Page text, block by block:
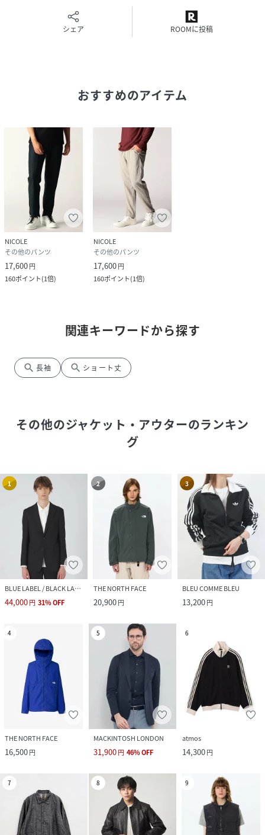
とした肉感とマルチで伸びるキックバックが効いたストレッ
チ性､リアルレザー様な質感､見え方が特徴です｡
・衿端に付属としてプラスチック線材を使用しています。局
部的に繰り返し折り曲げたり、その部分にアイロンを当てな
いでください。
■｢メーカー品番／5464-5152｣ 同素材セットアップのパン
ツです。
【RIELABO】
2008年、ニコルクラブフォーメンのハイクオリティラインと
してスタート
「RIELABO」とは反復を意味する“RIFF”と、精巧という意
味を持つ“ELABORATE”から由来
サイズ・素材が若干異なる場合がございます。
※掲載画像の商品の色味は、
撮影場所や光の当たり具合などにより色味が異なって見える
います。予めご了承の上ご注文ください。
49ブラック：178cmB92W76H95着用サイズ：48(L)
性別タイプ メンズ
原産国
素材
表地：ナイロン89％ ポリウレタン11％ 別
布：ポリエステル100％
サイズ 46(M)、48(L)、50(LL)
クリーニング 手洗い・ドライ
(5464-3750-49-46 PN8236)
シェア ROOMに投稿
おすすめのアイテム
NICOLE
その他のパンツ
17,600円
160ポイント(1倍)
NICOLE
その他のパンツ
17,600円
160ポイント(1倍)
関連キーワードから探す
search 長袖 search ショート丈
その他のジャケット・アウターのランキン
グ
1
BLUE LABEL / BLACK LABEL CRESTBRIDGE
44,000円 31%OFF
2
THE NORTH FACE
20,900円
3
BLEU COMME BLEU
13,200円
4
THE NORTH FACE
16,500円
5
MACKINTOSH LONDON
31,900円 46%OFF
6
atmos
14,300円
7 8 9